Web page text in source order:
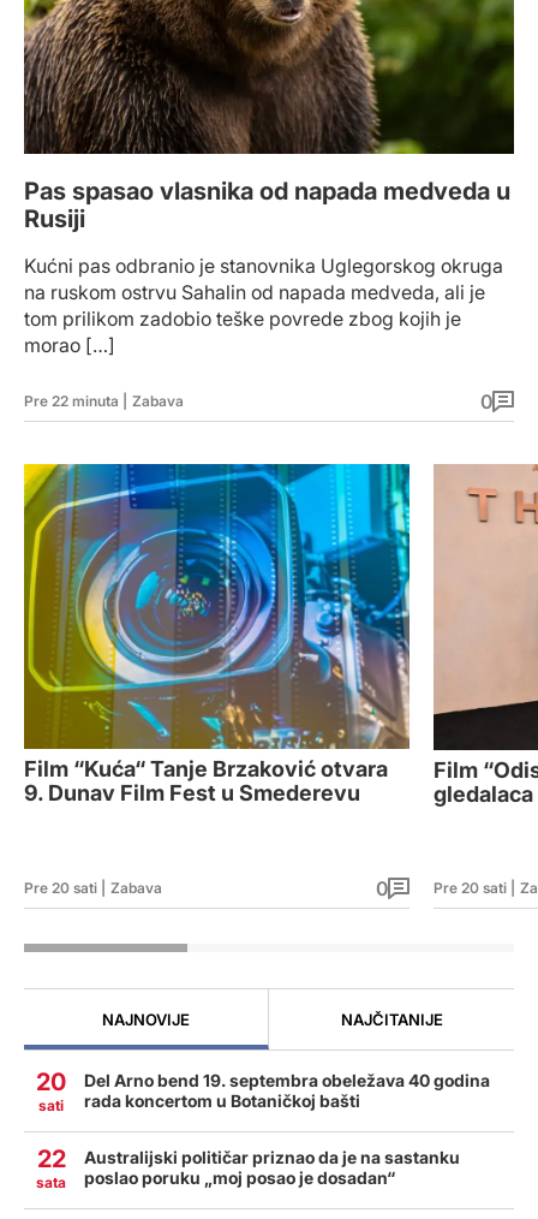
Pas spasao vlasnika od napada medveda u
Rusiji
Kućni pas odbranio je stanovnika Uglegorskog okruga
na ruskom ostrvu Sahalin od napada medveda, ali je
tom prilikom zadobio teške povrede zbog kojih je
morao […]
Pre 22 minuta Zabava 0
Film “Kuća“ Tanje Brzaković otvara
9. Dunav Film Fest u Smederevu
Pre 20 sati Zabava 0
Film
gledalaca
Pre 20 sati
NAJNOVIJE NAJČITANIJE
20
sati
Del Arno bend 19. septembra obeležava 40 godina
rada koncertom u Botaničkoj bašti
22
sata
Australijski političar priznao da je na sastanku
poslao poruku „moj posao je dosadan“